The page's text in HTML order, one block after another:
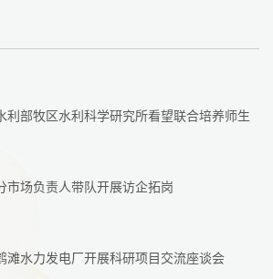
利部牧区水利科学研究所看望联合培养师生
市场负责人带队开展访企拓岗
滩水力发电厂开展科研项目交流座谈会